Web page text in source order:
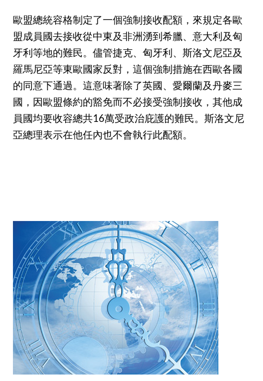
歐盟總統容格制定了一個強制接收配額，來規定各歐
盟成員國去接收從中東及非洲湧到希臘、意大利及匈
牙利等地的難民。儘管捷克、匈牙利、斯洛文尼亞及
羅馬尼亞等東歐國家反對，這個強制措施在西歐各國
的同意下通過。這意味著除了英國、愛爾蘭及丹麥三
國，因歐盟條約的豁免而不必接受強制接收，其他成
員國均要收容總共16萬受政治庇護的難民。斯洛文尼
亞總理表示在他任內也不會執行此配額。